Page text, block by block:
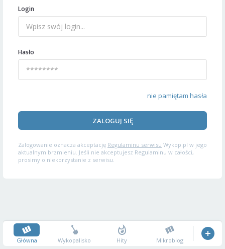
Login
Hasło
nie pamiętam hasła
ZALOGUJ SIĘ
Zalogowanie oznacza akceptację Regulaminu serwisu Wykop.pl w jego
aktualnym brzmieniu. Jeśli nie akceptujesz Regulaminu w całości,
prosimy o niekorzystanie z serwisu.
Główna Wykopalisko Hity Mikroblog